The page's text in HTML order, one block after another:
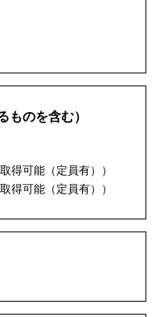
ものを含む）
得可能（定員有））
得可能（定員有））